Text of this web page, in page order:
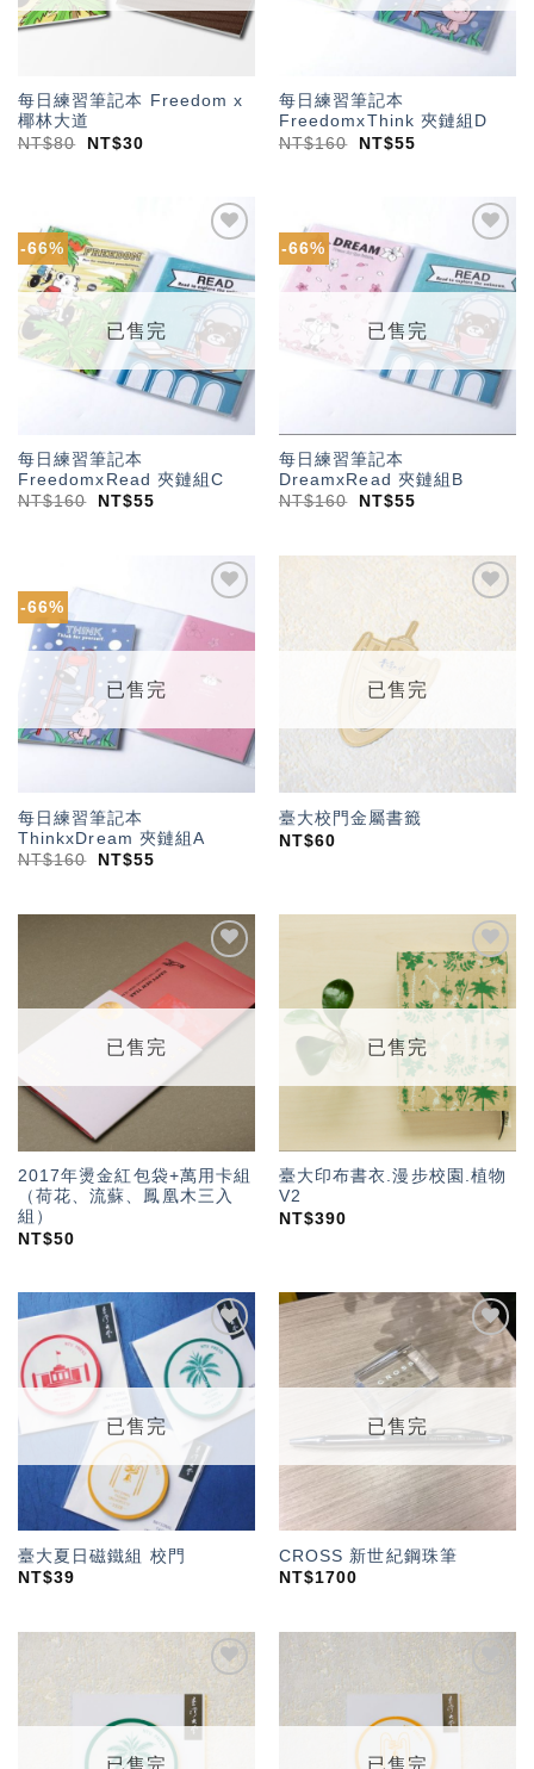
每日練習筆記本 Freedom x
椰林大道
NT$80 NT$30
每日練習筆記本
FreedomxThink 夾鏈組D
NT$160 NT$55
-66%
「願
望輕
已售完
每日練習筆記本
FreedomxRead 夾鏈組C
NT$160 NT$55
-66%
加入
「願
望輕
已售完
每日練習筆記本
DreamxRead 夾鏈組B
NT$160 NT$55
-66%
「願
望輕
已售完
每日練習筆記本
ThinkxDream 夾鏈組A
NT$160 NT$55
望輕
已售完
臺大校門金屬書籤
NT$60
加入
「願
望輕
單」
已售完
2017年燙金紅包袋+萬用卡組
（荷花、流蘇、鳳凰木三入
組）
NT$50
加入
「願
望輕
單」
已售完
臺大印布書衣.漫步校園.植物
V2
NT$390
加入
「願
望輕
單」
已售完
臺大夏日磁鐵組 校門
NT$39
加入
「願
望輕
已售完
CROSS 新世紀鋼珠筆
NT$1700
望輕
望輕